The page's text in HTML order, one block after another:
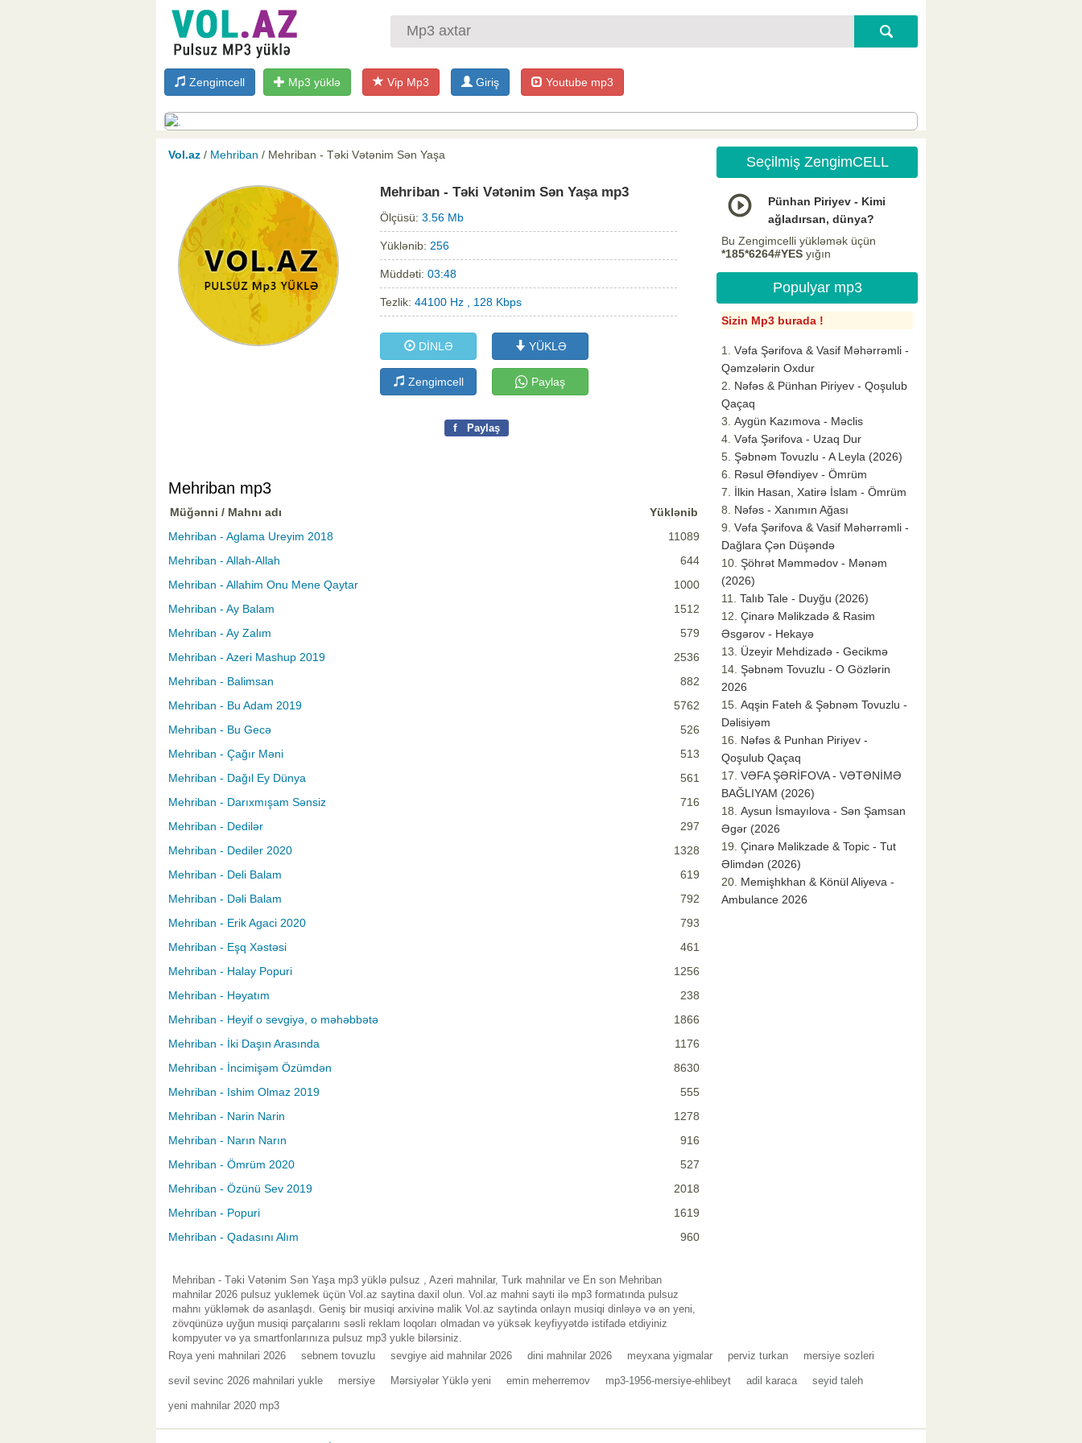
Zengimcell Mp3 yüklə Vip Mp3 Giriş Youtube mp3
Vol.az / Mehriban / Mehriban - Təki Vətənim Sən Yaşa
Mehriban - Təki Vətənim Sən Yaşa mp3
Ölçüsü: 3.56 Mb
Yüklənib: 256
Müddəti: 03:48
Tezlik: 44100 Hz , 128 Kbps
DİNLƏ YÜKLƏ
Zengimcell Paylaş
f Paylaş
Mehriban mp3
Müğənni / Mahnı adı
Yüklənib
Mehriban - Aglama Ureyim 2018
11089
Mehriban - Allah-Allah
644
Mehriban - Allahim Onu Mene Qaytar
1000
Mehriban - Ay Balam
1512
Mehriban - Ay Zalım
579
Mehriban - Azeri Mashup 2019
2536
Mehriban - Balimsan
882
Mehriban - Bu Adam 2019
5762
Mehriban - Bu Gecə
526
Mehriban - Çağır Məni
513
Mehriban - Dağıl Ey Dünya
561
Mehriban - Darıxmışam Sənsiz
716
Mehriban - Dedilər
297
Mehriban - Dediler 2020
1328
Mehriban - Deli Balam
619
Mehriban - Dəli Balam
792
Mehriban - Erik Agaci 2020
793
Mehriban - Eşq Xəstəsi
461
Mehriban - Halay Popuri
1256
Mehriban - Həyatım
238
Mehriban - Heyif o sevgiyə, o məhəbbətə
1866
Mehriban - İki Daşın Arasında
1176
Mehriban - İncimişəm Özümdən
8630
Mehriban - Ishim Olmaz 2019
555
Mehriban - Narin Narin
1278
Mehriban - Narın Narın
916
Mehriban - Ömrüm 2020
527
Mehriban - Özünü Sev 2019
2018
Mehriban - Popuri
1619
Mehriban - Qadasını Alım
960
Mehriban - Təki Vətənim Sən Yaşa mp3 yüklə pulsuz , Azeri mahnilar, Turk mahnilar ve En son Mehriban
mahnilar 2026 pulsuz yuklemek üçün Vol.az saytina daxil olun. Vol.az mahni sayti ilə mp3 formatında pulsuz
mahnı yükləmək də asanlaşdı. Geniş bir musiqi arxivinə malik Vol.az saytinda onlayn musiqi dinləyə və ən yeni,
zövqünüzə uyğun musiqi parçalarını səsli reklam loqoları olmadan və yüksək keyfiyyətdə istifadə etdiyiniz
kompyuter və ya smartfonlarınıza pulsuz mp3 yukle bilərsiniz.
Seçilmiş ZengimCELL
Pünhan Piriyev - Kimi
ağladırsan, dünya?
Bu Zengimcelli yükləmək üçün
*185*6264#YES yığın
Populyar mp3
Sizin Mp3 burada !
Vəfa Şərifova & Vasif Məhərrəmli -
Qəmzələrin Oxdur
Nəfəs & Pünhan Piriyev - Qoşulub
Qaçaq
Aygün Kazımova - Məclis
Vəfa Şərifova - Uzaq Dur
Şəbnəm Tovuzlu - A Leyla (2026)
Rəsul Əfəndiyev - Ömrüm
İlkin Hasan, Xatirə İslam - Ömrüm
Nəfəs - Xanımın Ağası
Vəfa Şərifova & Vasif Məhərrəmli -
Dağlara Çən Düşəndə
Şöhrət Məmmədov - Mənəm
(2026)
Talıb Tale - Duyğu (2026)
Çinarə Məlikzadə & Rasim
Əsgərov - Hekayə
Üzeyir Mehdizadə - Gecikmə
Şəbnəm Tovuzlu - O Gözlərin
2026
Aqşin Fateh & Şəbnəm Tovuzlu -
Dəlisiyəm
Nəfəs & Punhan Piriyev -
Qoşulub Qaçaq
VƏFA ŞƏRİFOVA - VƏTƏNİMƏ
BAĞLIYAM (2026)
Aysun İsmayılova - Sən Şamsan
Əgər (2026
Çinarə Məlikzade & Topic - Tut
Əlimdən (2026)
Memişhkhan & Könül Aliyeva -
Ambulance 2026
Roya yeni mahnilari 2026 sebnem tovuzlu sevgiye aid mahnilar 2026 dini mahnilar 2026 meyxana yigmalar perviz turkan mersiye sozleri
sevil sevinc 2026 mahnilari yukle mersiye Mərsiyələr Yüklə yeni emin meherremov mp3-1956-mersiye-ehlibeyt adil karaca seyid taleh
yeni mahnilar 2020 mp3